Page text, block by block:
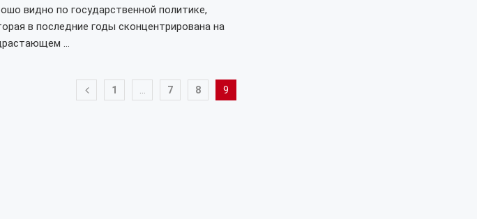
видно по государственной политике,
в последние годы сконцентрирована на
…
1 7 8 9